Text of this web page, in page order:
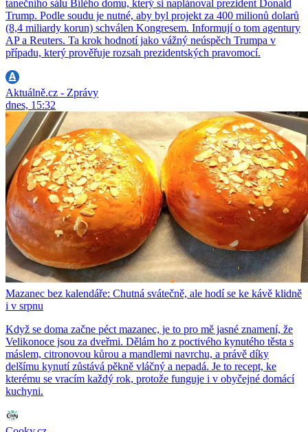
tanečního sálu Bílého domu, který si naplánoval prezident Donald
Trump. Podle soudu je nutné, aby byl projekt za 400 milionů dolarů
(8,4 miliardy korun) schválen Kongresem. Informují o tom agentury
AP a Reuters. Ta krok hodnotí jako vážný neúspěch Trumpa v
případu, který prověřuje rozsah prezidentských pravomocí.
Aktuálně.cz - Zprávy
dnes, 15:32
Mazanec bez kalendáře: Chutná svátečně, ale hodí se ke kávě klidně
i v srpnu
Když se doma začne péct mazanec, je to pro mě jasné znamení, že
Velikonoce jsou za dveřmi. Dělám ho z poctivého kynutého těsta s
máslem, citronovou kůrou a mandlemi navrchu, a právě díky
delšímu kynutí zůstává pěkně vláčný a nepadá. Je to recept, ke
kterému se vracím každý rok, protože funguje i v obyčejné domácí
kuchyni.